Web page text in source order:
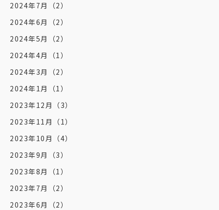
2024年7月
（2）
2024年6月
（2）
2024年5月
（2）
2024年4月
（1）
2024年3月
（2）
2024年1月
（1）
2023年12月
（3）
2023年11月
（1）
2023年10月
（4）
2023年9月
（3）
2023年8月
（1）
2023年7月
（2）
2023年6月
（2）